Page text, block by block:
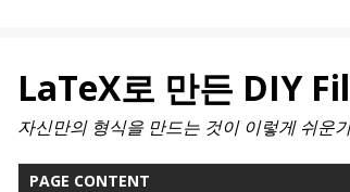
LaTeX로 만든 DIY
자신만의 형식을 만드는 것이 이렇게 쉬운
PAGE CONTENT